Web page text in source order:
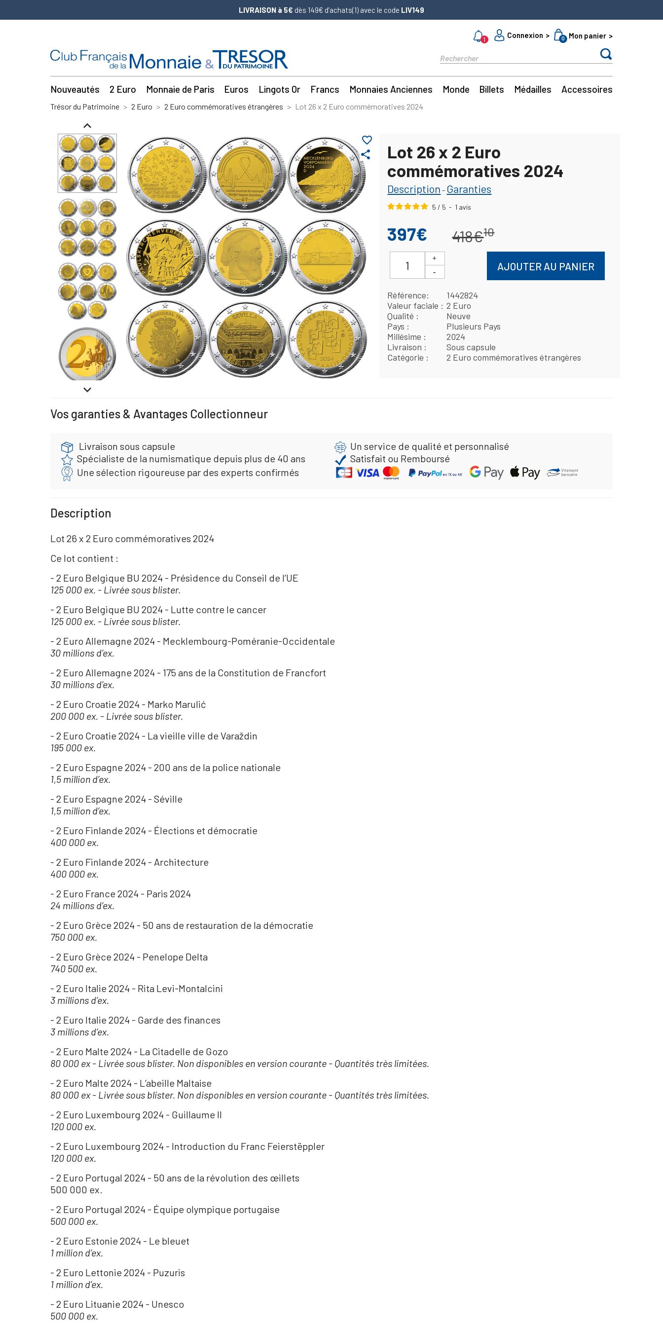
LIVRAISON à 5€ dès 149€ d’achats(1) avec le code LIV149
1
Connexion 0 Mon panier
Nouveautés 2 Euro Monnaie de Paris Euros Lingots Or Francs Monnaies Anciennes Monde Billets Médailles Accessoires
Trésor du Patrimoine 2 Euro 2 Euro commémoratives étrangères Lot 26 x 2 Euro commémoratives 2024
share
favorite_border


Lot 26 x 2 Euro
commémoratives 2024
Description - Garanties
5 / 5 - 1 avis
397€ 418€10
AJOUTER AU PANIER
Référence
1442824
Valeur faciale
2 Euro
Qualité
Neuve
Pays
Plusieurs Pays
Millésime
2024
Livraison
Sous capsule
Catégorie
2 Euro commémoratives étrangères
Vos garanties & Avantages Collectionneur
Livraison sous capsule
Un service de qualité et personnalisé
Spécialiste de la numismatique depuis plus de 40 ans
Satisfait ou Remboursé
Une sélection rigoureuse par des experts confirmés
Description
Lot 26 x 2 Euro commémoratives 2024
Ce lot contient :
- 2 Euro Belgique BU 2024 - Présidence du Conseil de l’UE
125 000 ex. - Livrée sous blister.
- 2 Euro Belgique BU 2024 - Lutte contre le cancer
125 000 ex. - Livrée sous blister.
- 2 Euro Allemagne 2024 - Mecklembourg-Poméranie-Occidentale
30 millions d’ex.
- 2 Euro Allemagne 2024 - 175 ans de la Constitution de Francfort
30 millions d’ex.
- 2 Euro Croatie 2024 - Marko Marulić
200 000 ex. - Livrée sous blister.
- 2 Euro Croatie 2024 - La vieille ville de Varaždin
195 000 ex.
- 2 Euro Espagne 2024 - 200 ans de la police nationale
1,5 million d’ex.
- 2 Euro Espagne 2024 - Séville
1,5 million d’ex.
- 2 Euro Finlande 2024 - Élections et démocratie
400 000 ex.
- 2 Euro Finlande 2024 - Architecture
400 000 ex.
- 2 Euro France 2024 - Paris 2024
24 millions d’ex.
- 2 Euro Grèce 2024 - 50 ans de restauration de la démocratie
750 000 ex.
- 2 Euro Grèce 2024 - Penelope Delta
740 500 ex.
- 2 Euro Italie 2024 - Rita Levi-Montalcini
3 millions d’ex.
- 2 Euro Italie 2024 - Garde des finances
3 millions d’ex.
- 2 Euro Malte 2024 - La Citadelle de Gozo
80 000 ex - Livrée sous blister. Non disponibles en version courante - Quantités très limitées.
- 2 Euro Malte 2024 - L’abeille Maltaise
80 000 ex - Livrée sous blister. Non disponibles en version courante - Quantités très limitées.
- 2 Euro Luxembourg 2024 - Guillaume II
120 000 ex.
- 2 Euro Luxembourg 2024 - Introduction du Franc Feierstëppler
120 000 ex.
- 2 Euro Portugal 2024 - 50 ans de la révolution des œillets
500 000 ex.
- 2 Euro Portugal 2024 - Équipe olympique portugaise
500 000 ex.
- 2 Euro Estonie 2024 - Le bleuet
1 million d’ex.
- 2 Euro Lettonie 2024 - Puzuris
1 million d’ex.
- 2 Euro Lituanie 2024 - Unesco
500 000 ex.